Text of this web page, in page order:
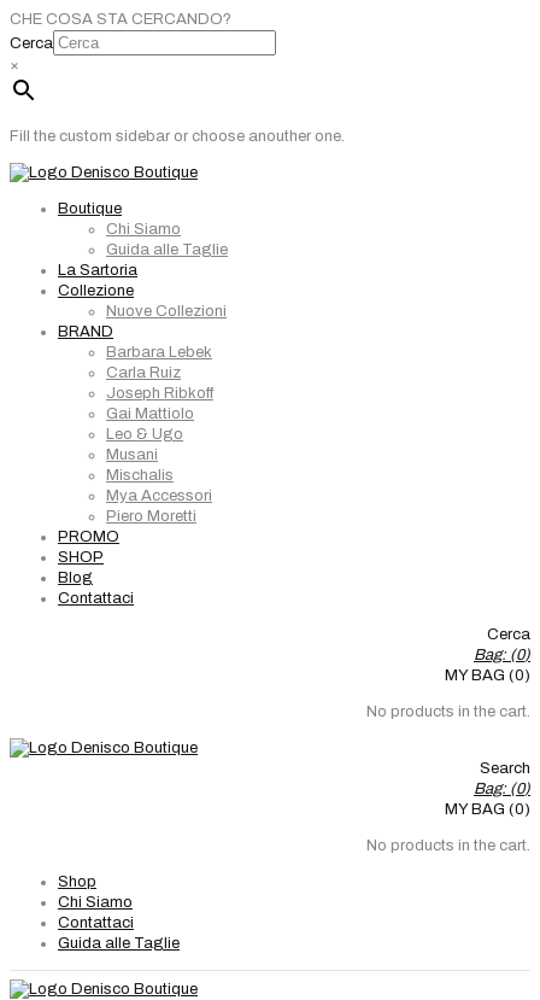
CHE COSA STA CERCANDO?
Cerca
×
Fill the custom sidebar or choose anouther one.
Boutique
Chi Siamo
Guida alle Taglie
La Sartoria
Collezione
Nuove Collezioni
BRAND
Barbara Lebek
Carla Ruiz
Joseph Ribkoff
Gai Mattiolo
Leo & Ugo
Musani
Mischalis
Mya Accessori
Piero Moretti
PROMO
SHOP
Blog
Contattaci
Cerca
Bag: (0)
MY BAG (0)
No products in the cart.
Search
Bag: (0)
MY BAG (0)
No products in the cart.
Shop
Chi Siamo
Contattaci
Guida alle Taglie